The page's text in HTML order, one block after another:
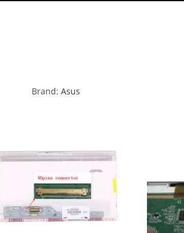
Brand: Asus